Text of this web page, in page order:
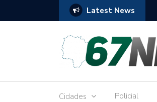
Latest News
réu por receber Pix de editora que desviou
Cidades Policial